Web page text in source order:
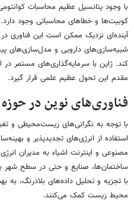
با وجود پتانسیل عظیم محاسبات
کوبیت‌ها و خطاهای محاسباتی وجود
آینده‌ای نزدیک ممکن است این فناوری در
شبیه‌سازی‌های دارویی و مدل‌سازی‌های
کند. ژاپن با سرمایه‌گذاری‌های مستمر
مقدم این تحول عظیم علمی قرار گیرد.
فناوری‌های نوین در
با توجه به نگرانی‌های زیست‌محیطی و
استفاده از انرژی‌های تجدیدپذیر و
مصنوعی و اینترنت اشیاء به مدیران
ساختمان‌ها، صنایع و حتی در سطح شهر
با تجزیه و تحلیل داده‌های بلادرنگ، به
محیط زیست کمک می‌کنند.